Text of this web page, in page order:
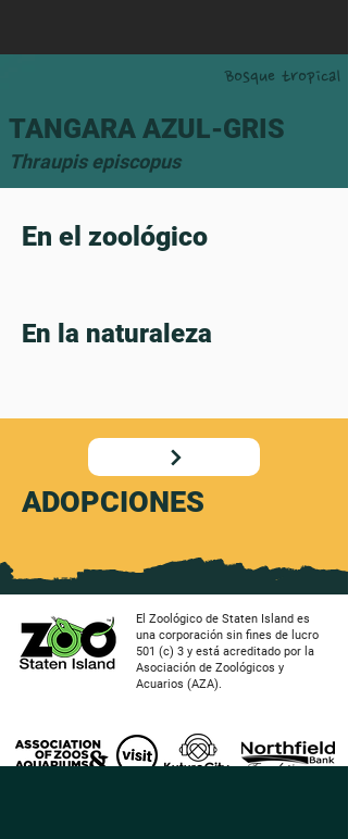
Bosque tropical
TANGARA AZUL-GRIS
Thraupis episcopus
En el zoológico
En la naturaleza
ADOPCIONES
El Zoológico de Staten Island es
una corporación sin fines de lucro
501 (c) 3 y está acreditado por la
Asociación de Zoológicos y
Acuarios (AZA).